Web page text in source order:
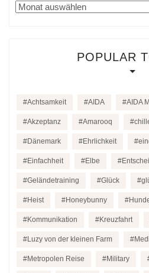
Archiv
POPULAR
Achtsamkeit AIDA AIDA
Akzeptanz Amarooq
Dänemark Ehrlichkeit
Einfachheit Elbe
Geländetraining Glück
Heist Honeybunny
Kommunikation Kreuzfahrt
Luzy von der kleinen Farm
Metropolen Reise Military